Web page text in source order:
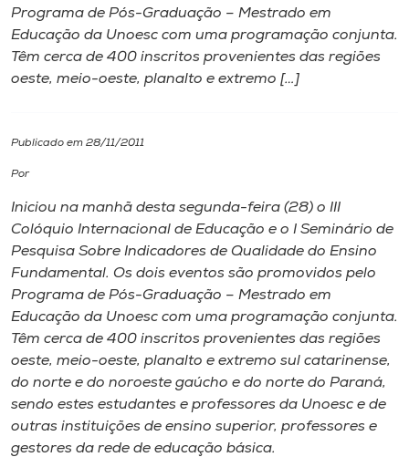
Internacionalização
I.nova
Cultura
CPA
Biblioteca
Editora
Rádio
Museu
Programa de Pós-Graduação – Mestrado em
Educação da Unoesc com uma programação conjunta.
Têm cerca de 400 inscritos provenientes das regiões
oeste, meio-oeste, planalto e extremo […]
Publicado em 28/11/2011
Por
Iniciou na manhã desta segunda-feira (28) o III
Colóquio Internacional de Educação e o I Seminário de
Pesquisa Sobre Indicadores de Qualidade do Ensino
Fundamental. Os dois eventos são promovidos pelo
Programa de Pós-Graduação – Mestrado em
Educação da Unoesc com uma programação conjunta.
Têm cerca de 400 inscritos provenientes das regiões
oeste, meio-oeste, planalto e extremo sul catarinense,
do norte e do noroeste gaúcho e do norte do Paraná,
sendo estes estudantes e professores da Unoesc e de
outras instituições de ensino superior, professores e
gestores da rede de educação básica.